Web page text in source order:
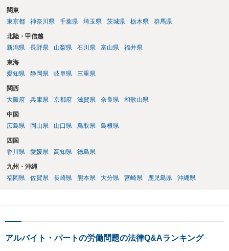
関東
東京都
神奈川県 千葉県 埼玉県 茨城県 栃木県 群馬県
北陸・甲信越
新潟県
長野県 山梨県 石川県 富山県 福井県
東海
愛知県
静岡県 岐阜県 三重県
関西
大阪府
兵庫県 京都府 滋賀県 奈良県 和歌山県
中国
広島県
岡山県 山口県 鳥取県 島根県
四国
香川県
愛媛県 高知県 徳島県
九州・沖縄
福岡県
佐賀県 長崎県 熊本県 大分県 宮崎県 鹿児島県 沖縄県
アルバイト・パートの労働問題の法律Q&Aランキング